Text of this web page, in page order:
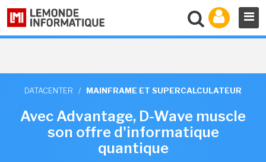
DATACENTER / MAINFRAME ET SUPERCALCULATEUR
Avec Advantage, D-Wave muscle
son offre d'informatique
quantique